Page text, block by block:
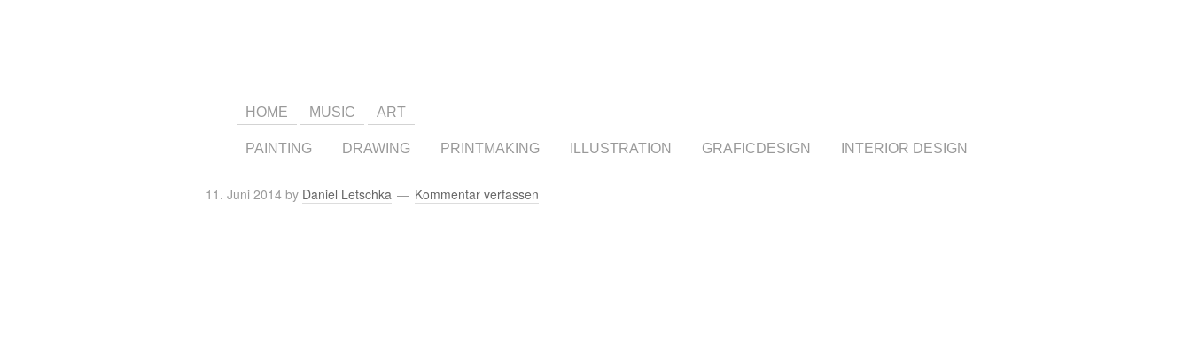
HOME MUSIC ART
PAINTING DRAWING PRINTMAKING ILLUSTRATION GRAFICDESIGN INTERIOR DESIGN
11. Juni 2014 by Daniel Letschka Kommentar verfassen